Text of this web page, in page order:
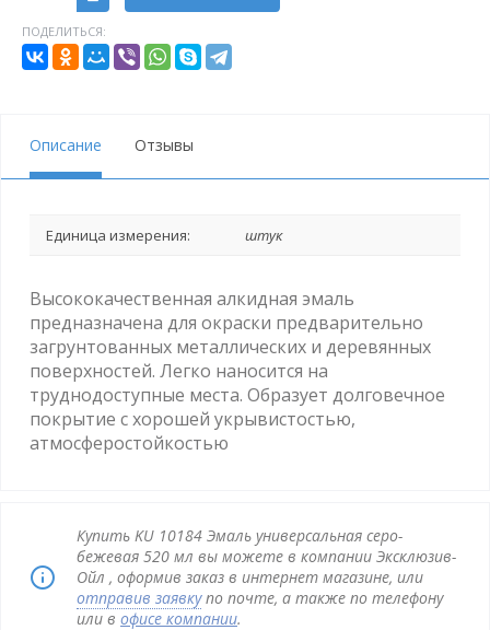
ПОДЕЛИТЬСЯ:
Описание Отзывы
Единица измерения: штук
Высококачественная алкидная эмаль
предназначена для окраски предварительно
загрунтованных металлических и деревянных
поверхностей. Легко наносится на
труднодоступные места. Образует долговечное
покрытие с хорошей укрывистостью,
атмосферостойкостью
Купить KU 10184 Эмаль универсальная серо-
бежевая 520 мл вы можете в компании Эксклюзив-
Ойл , оформив заказ в интернет магазине, или
отправив заявкупо почте, а также по телефону
или в офисе компании.